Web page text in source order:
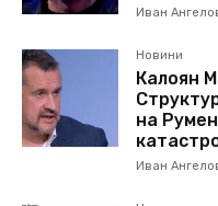
Иван
Новини
Калоян
на
Иван